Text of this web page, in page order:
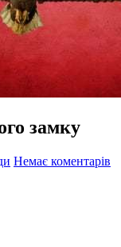
замку
Немає коментарів